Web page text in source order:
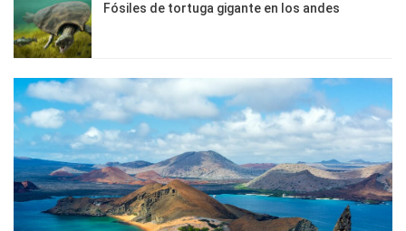
Fósiles de tortuga gigante en los andes